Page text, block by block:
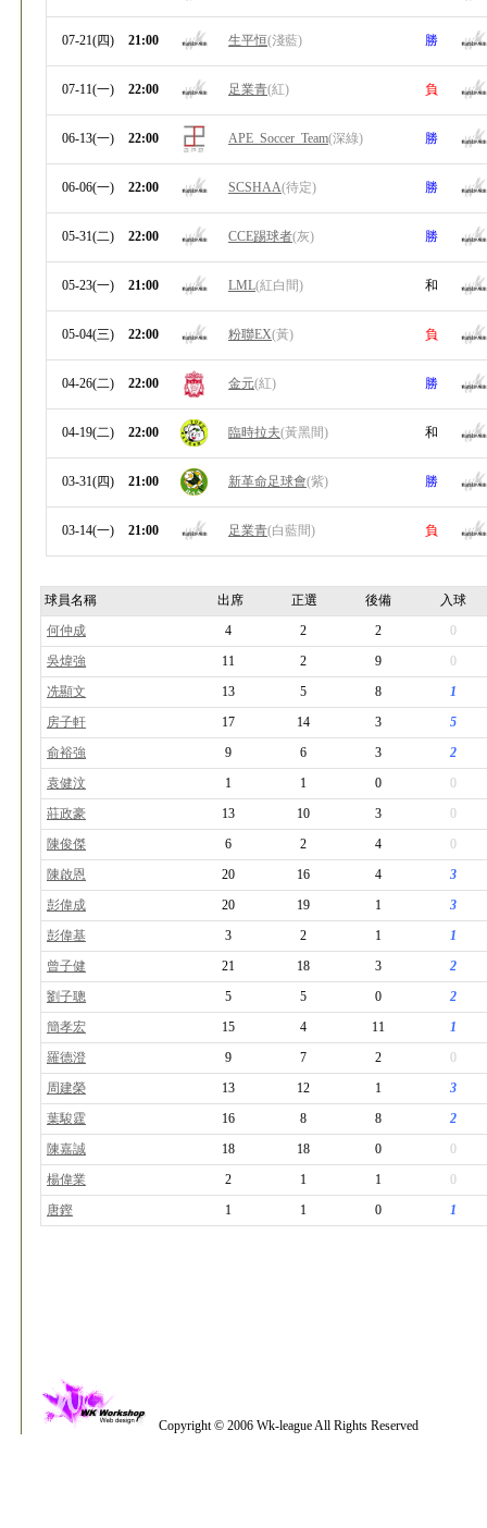
07-21(四) 21:00 生平恒(淺藍) 勝
07-11(一) 22:00 足業青(紅) 負
06-13(一) 22:00 APE_Soccer_Team(深綠) 勝
06-06(一) 22:00 SCSHAA(待定) 勝
05-31(二) 22:00 CCE踢球者(灰) 勝
05-23(一) 21:00 LML(紅白間) 和
05-04(三) 22:00 粉聯EX(黃) 負
04-26(二) 22:00 金元(紅) 勝
04-19(二) 22:00 臨時拉夫(黃黑間) 和
03-31(四) 21:00 新革命足球會(紫) 勝
03-14(一) 21:00 足業青(白藍間) 負
球員名稱 出席 正選 後備
入球
何仲成
4 2 2
0
吳煒強
11 2 9
0
冼顯文
13 5 8
1
房子軒
17 14 3
5
俞裕強
9 6 3
2
袁健汶
1 1 0
0
莊政豪
13 10 3
0
陳俊傑
6 2 4
0
陳啟恩
20 16 4
3
彭偉成
20 19 1
3
彭偉基
3 2 1
1
曾子健
21 18 3
2
劉子聰
5 5 0
2
簡孝宏
15 4 11
1
羅德澄
9 7 2
0
周建榮
13 12 1
3
葉駿霆
16 8 8
2
陳嘉誠
18 18 0
0
楊偉業
2 1 1
0
唐鏗
1 1 0 1
Copyright © 2006 Wk-league All Rights Reserved